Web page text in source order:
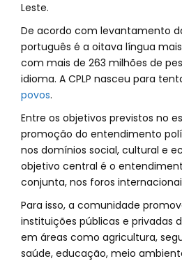
Leste.
De acordo com levantamento
português é a oitava língua
com mais de 263 milhões de
idioma. A CPLP nasceu para
povos.
Entre os objetivos previstos no
promoção do entendimento
nos domínios social, cultural e
objetivo central é o
conjunta, nos foros
Para isso, a comunidade
instituições públicas e privadas
em áreas como agricultura,
saúde, educação, meio